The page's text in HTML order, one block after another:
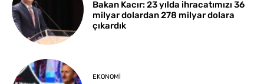
Bakan Kacır: 23 yılda ihracatımızı 36
milyar dolardan 278 milyar dolara
çıkardık
EKONOMI